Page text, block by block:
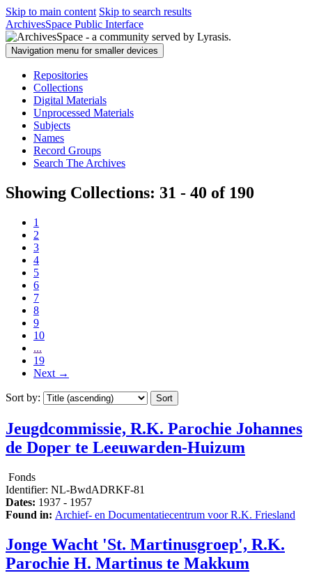
Skip to main content Skip to search results
ArchivesSpace Public Interface
Navigation menu for smaller devices
Repositories
Collections
Digital Materials
Unprocessed Materials
Subjects
Names
Record Groups
Search The Archives
Showing Collections: 31 - 40 of 190
1
2
3
4
5
6
7
8
9
10
...
19
Next →
Sort by:
Jeugdcommissie, R.K. Parochie Johannes
de Doper te Leeuwarden-Huizum
Fonds
Identifier: NL-BwdADRKF-81
Dates: 1937 - 1957
Found in: Archief- en Documentatiecentrum voor R.K. Friesland
Jonge Wacht 'St. Martinusgroep', R.K.
Parochie H. Martinus te Makkum